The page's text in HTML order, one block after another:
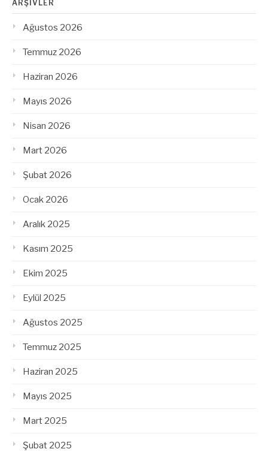
ARŞIVLER
Ağustos 2026
Temmuz 2026
Haziran 2026
Mayıs 2026
Nisan 2026
Mart 2026
Şubat 2026
Ocak 2026
Aralık 2025
Kasım 2025
Ekim 2025
Eylül 2025
Ağustos 2025
Temmuz 2025
Haziran 2025
Mayıs 2025
Mart 2025
Şubat 2025